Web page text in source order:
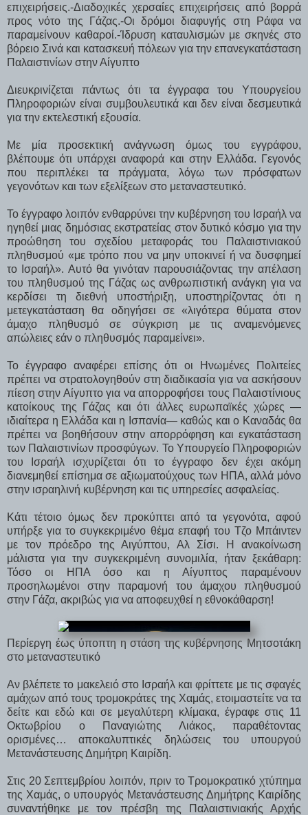
επιχειρήσεις.-Διαδοχικές χερσαίες επιχειρήσεις από βορρά
προς νότο της Γάζας.-Οι δρόμοι διαφυγής στη Ράφα να
παραμείνουν καθαροί.-Ίδρυση καταυλισμών με σκηνές στο
βόρειο Σινά και κατασκευή πόλεων για την επανεγκατάσταση
Παλαιστινίων στην Αίγυπτο
Διευκρινίζεται πάντως ότι τα έγγραφα του Υπουργείου
Πληροφοριών είναι συμβουλευτικά και δεν είναι δεσμευτικά
για την εκτελεστική εξουσία.
Με μία προσεκτική ανάγνωση όμως του εγγράφου,
βλέπουμε ότι υπάρχει αναφορά και στην Ελλάδα. Γεγονός
που περιπλέκει τα πράγματα, λόγω των πρόσφατων
γεγονότων και των εξελίξεων στο μεταναστευτικό.
Το έγγραφο λοιπόν ενθαρρύνει την κυβέρνηση του Ισραήλ να
ηγηθεί μιας δημόσιας εκστρατείας στον δυτικό κόσμο για την
προώθηση του σχεδίου μεταφοράς του Παλαιστινιακού
πληθυσμού «με τρόπο που να μην υποκινεί ή να δυσφημεί
το Ισραήλ». Αυτό θα γινόταν παρουσιάζοντας την απέλαση
του πληθυσμού της Γάζας ως ανθρωπιστική ανάγκη για να
κερδίσει τη διεθνή υποστήριξη, υποστηρίζοντας ότι η
μετεγκατάσταση θα οδηγήσει σε «λιγότερα θύματα στον
άμαχο πληθυσμό σε σύγκριση με τις αναμενόμενες
απώλειες εάν ο πληθυσμός παραμείνει».
Το έγγραφο αναφέρει επίσης ότι οι Ηνωμένες Πολιτείες
πρέπει να στρατολογηθούν στη διαδικασία για να ασκήσουν
πίεση στην Αίγυπτο για να απορροφήσει τους Παλαιστίνιους
κατοίκους της Γάζας και ότι άλλες ευρωπαϊκές χώρες —
ιδιαίτερα η Ελλάδα και η Ισπανία— καθώς και ο Καναδάς θα
πρέπει να βοηθήσουν στην απορρόφηση και εγκατάσταση
των Παλαιστινίων προσφύγων. Το Υπουργείο Πληροφοριών
του Ισραήλ ισχυρίζεται ότι το έγγραφο δεν έχει ακόμη
διανεμηθεί επίσημα σε αξιωματούχους των ΗΠΑ, αλλά μόνο
στην ισραηλινή κυβέρνηση και τις υπηρεσίες ασφαλείας.
Κάτι τέτοιο όμως δεν προκύπτει από τα γεγονότα, αφού
υπήρξε για το συγκεκριμένο θέμα επαφή του Τζο Μπάιντεν
με τον πρόεδρο της Αιγύπτου, Αλ Σίσι. Η ανακοίνωση
μάλιστα για την συγκεκριμένη συνομιλία, ήταν ξεκάθαρη:
Τόσο οι ΗΠΑ όσο και η Αίγυπτος παραμένουν
προσηλωμένοι στην παραμονή του άμαχου πληθυσμού
στην Γάζα, ακριβώς για να αποφευχθεί η εθνοκάθαρση!
Περίεργη έως ύποπτη η στάση της κυβέρνησης Μητσοτάκη
στο μεταναστευτικό
Αν βλέπετε το μακελειό στο Ισραήλ και φρίττετε με τις σφαγές
αμάχων από τους τρομοκράτες της Χαμάς, ετοιμαστείτε να τα
δείτε και εδώ και σε μεγαλύτερη κλίμακα, έγραφε στις 11
Οκτωβρίου ο Παναγιώτης Λιάκος, παραθέτοντας
ορισμένες… αποκαλυπτικές δηλώσεις του υπουργού
Μετανάστευσης Δημήτρη Καιρίδη.
Στις 20 Σεπτεμβρίου λοιπόν, πριν το Τρομοκρατικό χτύπημα
της Χαμάς, ο υπουργός Μετανάστευσης Δημήτρης Καιρίδης
συναντήθηκε με τον πρέσβη της Παλαιστινιακής Αρχής